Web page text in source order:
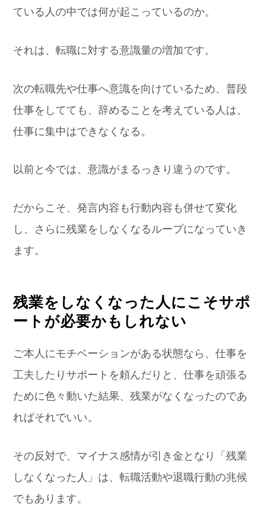
ている人の中では何が起こっているのか。
それは、転職に対する意識量の増加です。
次の転職先や仕事へ意識を向けているため、普段
仕事をしてても、辞めることを考えている人は、
仕事に集中はできなくなる。
以前と今では、意識がまるっきり違うのです。
だからこそ、発言内容も行動内容も併せて変化
し、さらに残業をしなくなるループになっていき
ます。
残業をしなくなった人にこそサポ
ートが必要かもしれない
ご本人にモチベーションがある状態なら、仕事を
工夫したりサポートを頼んだりと、仕事を頑張る
ために色々動いた結果、残業がなくなったのであ
ればそれでいい。
その反対で、マイナス感情が引き金となり「残業
しなくなった人」は、転職活動や退職行動の兆候
でもあります。